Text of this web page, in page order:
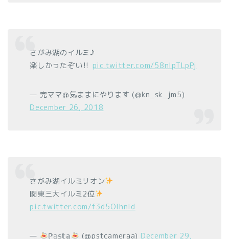
さがみ湖のイルミ♪
楽しかったぞい‼︎ pic.twitter.com/58nlpTLpPj
— 完ママ@気ままにやります (@kn_sk_jm5)
December 26, 2018
さがみ湖イルミリオン
関東三大イルミ2位
pic.twitter.com/f3d5OlhnId
— ℙ𝕒𝕤𝕥𝕒 (@pstcameraa) December 29,